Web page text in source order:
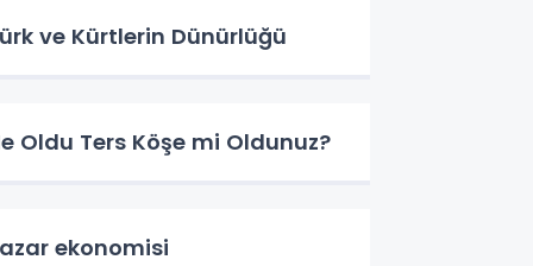
ve Kürtlerin Dünürlüğü
Oldu Ters Köşe mi Oldunuz?
ekonomisi